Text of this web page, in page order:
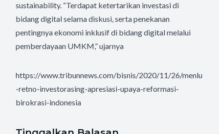
sustainability. “Terdapat ketertarikan investasi di
bidang digital selama diskusi, serta penekanan
pentingnya ekonomi inklusif di bidang digital melalui
pemberdayaan UMKM,” ujarnya
https://www.tribunnews.com/bisnis/2020/11/26/menlu
-retno-investorasing-apresiasi-upaya-reformasi-
birokrasi-indonesia